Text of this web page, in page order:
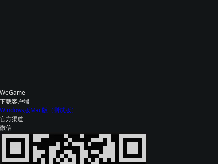
WeGame
下载客户端
Windows版Mac版（测试版）
官方渠道
微信